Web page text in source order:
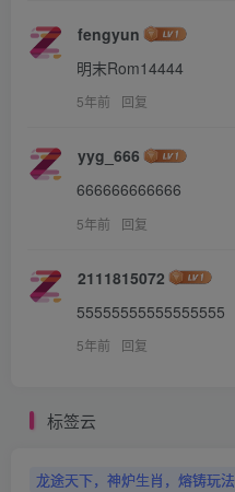
fengyun
明末Rom14444
5年前 回复
yyg_666
666666666666
5年前 回复
2111815072
55555555555555555
5年前 回复
标签云
龙途天下，神炉生肖，熔铸玩法